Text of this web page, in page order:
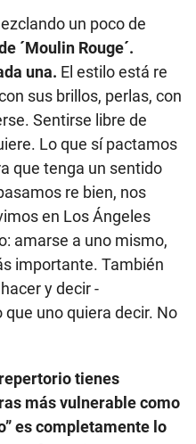
un poco de
´Moulin Rouge´.
una. El estilo está re
sus brillos, perlas, con
Sentirse libre de
Lo que sí pactamos
que tenga un sentido
re bien, nos
en Los Ángeles
amarse a uno mismo,
importante. También
y decir -
uno quiera decir. No
tienes
más vulnerable como
es completamente lo